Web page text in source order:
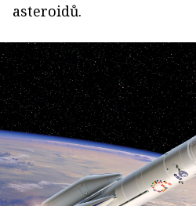
asteroidů.